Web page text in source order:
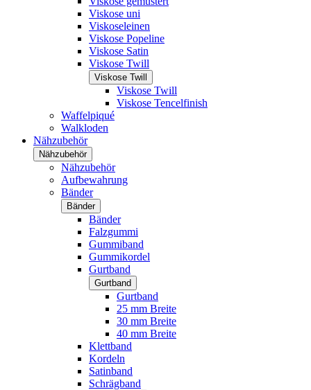
Viskose uni
Viskoseleinen
Viskose Popeline
Viskose Satin
Viskose Twill
Viskose Twill
Viskose Twill
Viskose Tencelfinish
Waffelpiqué
Walkloden
Nähzubehör
Nähzubehör
Nähzubehör
Aufbewahrung
Bänder
Bänder
Bänder
Falzgummi
Gummiband
Gummikordel
Gurtband
Gurtband
Gurtband
25 mm Breite
30 mm Breite
40 mm Breite
Klettband
Kordeln
Satinband
Schrägband